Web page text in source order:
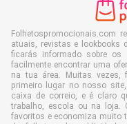
Folhetospromocionais.com
atuais, revistas e lookbooks
ficarás informado sobre os
facilmente encontrar uma
na tua área. Muitas vezes,
primeiro lugar no nosso
caixa de correio, e é claro
trabalho, escola ou na loja.
favoritos e economiza muito